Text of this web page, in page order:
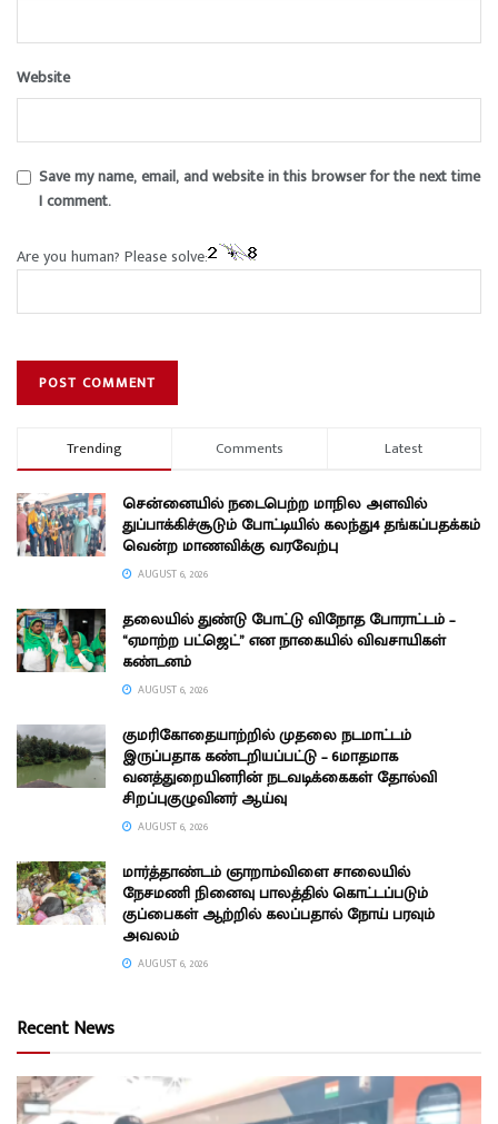
Website
Save my name, email, and website in this browser for the next time
I comment.
Are you human? Please solve:
Trending Comments Latest
சென்னையில் நடைபெற்ற மாநில அளவில்
துப்பாக்கிச்சூடும் போட்டியில் கலந்து4 தங்கப்பதக்கம்
வென்ற மாணவிக்கு வரவேற்பு
AUGUST 6, 2026
தலையில் துண்டு போட்டு விநோத போராட்டம் –
“ஏமாற்ற பட்ஜெட்” என நாகையில் விவசாயிகள்
கண்டனம்
AUGUST 6, 2026
குமரிகோதையாற்றில் முதலை நடமாட்டம்
இருப்பதாக கண்டறியப்பட்டு – 6மாதமாக
வனத்துறையினரின் நடவடிக்கைகள் தோல்வி
சிறப்புகுழுவினர் ஆய்வு
AUGUST 6, 2026
மார்த்தாண்டம் ஞாறாம்விளை சாலையில்
நேசமணி நினைவு பாலத்தில் கொட்டப்படும்
குப்பைகள் ஆற்றில் கலப்பதால் நோய் பரவும்
அவலம்
AUGUST 6, 2026
Recent News